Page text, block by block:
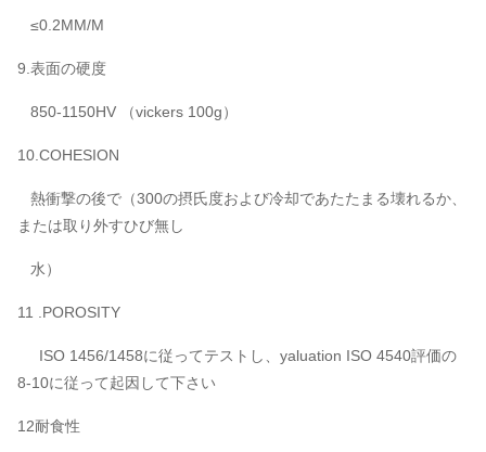
≤0.2MM/M
9.表面の硬度
850-1150HV （vickers 100g）
10.COHESION
熱衝撃の後で（300の摂氏度および冷却であたたまる壊れるか、
または取り外すひび無し
水）
11 .POROSITY
ISO 1456/1458に従ってテストし、yaluation ISO 4540評価の
8-10に従って起因して下さい
12耐食性